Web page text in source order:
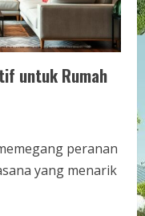
untuk Rumah
peranan
yang menarik